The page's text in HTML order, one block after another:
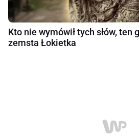
Kto nie wymówił tych słów, ten
zemsta Łokietka